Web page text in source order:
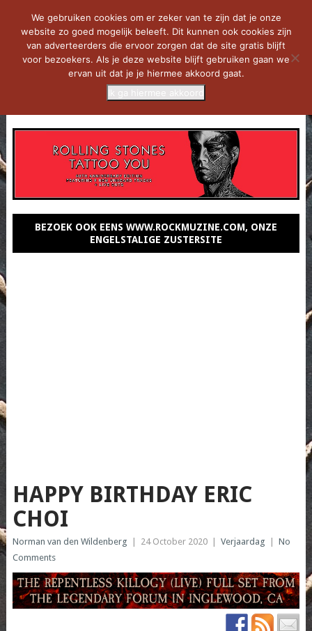
BEZOEK OOK EENS WWW.ROCKMUZINE.COM, ONZE
ENGELSTALIGE ZUSTERSITE
HAPPY BIRTHDAY ERIC
CHOI
Norman van den Wildenberg 24 October 2020 Verjaardag
No
Comments
We gebruiken cookies om er zeker van te zijn dat je onze
website zo goed mogelijk beleeft. Dit kunnen ook cookies zijn
van adverteerders die ervoor zorgen dat de site gratis blijft
voor bezoekers. Als je deze website blijft gebruiken gaan we
ervan uit dat je je hiermee akkoord gaat.
Ik ga hiermee akkoord